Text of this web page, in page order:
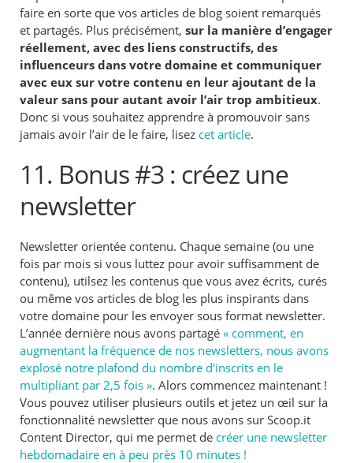
faire en sorte que vos articles de blog soient remarqués
et partagés. Plus précisément,sur la manière d’engager
réellement, avec des liens constructifs, des
influenceurs dans votre domaine et communiquer
avec eux sur votre contenu en leur ajoutant de la
valeur sans pour autant avoir l’air trop ambitieux.
Donc si vous souhaitez apprendre à promouvoir sans
jamais avoir l’air de le faire, lisez cet article.
11. Bonus #3 : créez une
newsletter
Newsletter orientée contenu. Chaque semaine (ou une
fois par mois si vous luttez pour avoir suffisamment de
contenu), utilsez les contenus que vous avez écrits, curés
ou même vos articles de blog les plus inspirants dans
votre domaine pour les envoyer sous format newsletter.
L’année dernière nous avons partagé« comment, en
augmentant la fréquence de nos newsletters, nous avons
explosé notre plafond du nombre d’inscrits en le
multipliant par 2,5 fois ». Alors commencez maintenant !
Vous pouvez utiliser plusieurs outils et jetez un œil sur la
fonctionnalité newsletter que nous avons sur Scoop.it
Content Director, qui me permet de créer une newsletter
hebdomadaire en à peu près 10 minutes !